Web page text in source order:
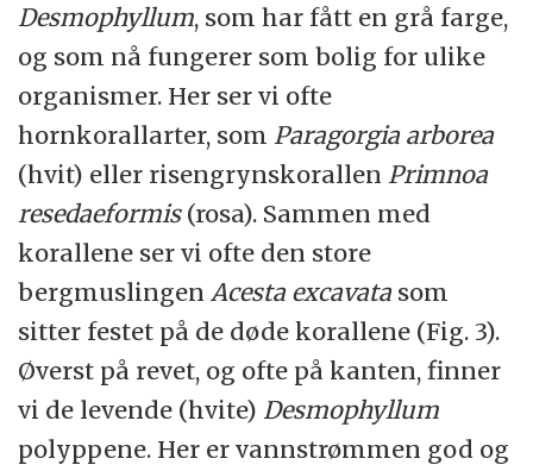
Desmophyllum, som har fått en grå farge,
og som nå fungerer som bolig for ulike
organismer. Her ser vi ofte
hornkorallarter, som Paragorgia arborea
(hvit) eller risengrynskorallen Primnoa
resedaeformis(rosa). Sammen med
korallene ser vi ofte den store
bergmuslingen Acesta excavata som
sitter festet på de døde korallene (Fig. 3).
Øverst på revet, og ofte på kanten, finner
vi de levende (hvite) Desmophyllum
polyppene. Her er vannstrømmen god og